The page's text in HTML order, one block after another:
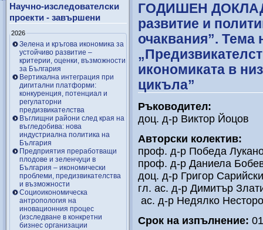
Научно-изследователски
проекти - завършени
2026
Зелена и кръгова икономика за
устойчиво развитие –
критерии, оценки, възможности
за България
Вертикална интеграция при
дигитални платформи:
конкуренция, потенциал и
регулаторни
предизвикателства
Въглищни райони след края на
въгледобива: нова
индустриална политика на
България
Предприятия преработващи
плодове и зеленчуци в
България – икономически
проблеми, предизвикателства
и възможности
Социоикономическа
антропология на
иновационния процес
(изследване в конкретни
бизнес организации
ГОДИШЕН ДОКЛАД
развитие и
очаквания”. Тема
икономиката в
цикъла”
Ръководител:
доц. д-р Виктор Йоцов
Авторски колектив:
проф. д-р Победа
проф. д-р Даниела
доц. д-р Григор Сарийски
гл. ас. д-р Димитър
ас. д-р Недялко
Срок на изпълнение: